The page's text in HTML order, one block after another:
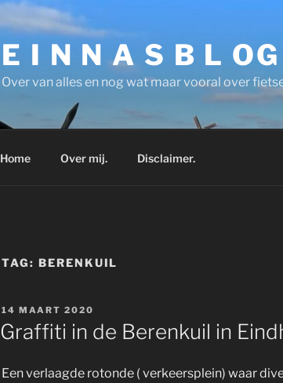
E I N N A S B L OG
Over van alles en nog wat maar vooral over
Home Over mij. Disclaimer.
TAG: BERENKUIL
GEPLAATST
OP
14 MAART 2020
Graffiti in de Berenkuil in
Een verlaagde rotonde ( verkeersplein) waar